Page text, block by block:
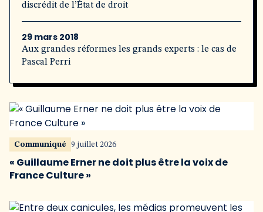
discrédit de l’État de droit
29 mars 2018
Aux grandes réformes les grands experts : le cas de
Pascal Perri
Communiqué 9 juillet 2026
« Guillaume Erner ne doit plus être la voix de
France Culture »